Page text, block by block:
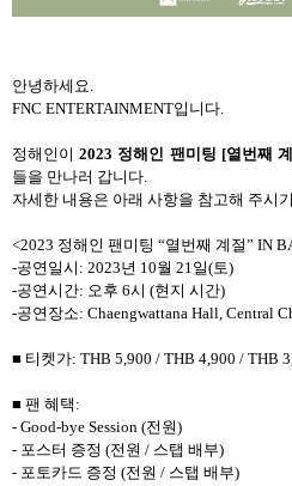
안녕하세요.
FNC ENTERTAINMENT입니다.
정해인이2023 정해인 팬미팅 [열번째
들을 만나러 갑니다.
자세한 내용은 아래 사항을 참고해 주시
<2023 정해인 팬미팅 “열번째 계절” IN
-공연일시: 2023년 10월 21일(토)
-공연시간: 오후 6시 (현지 시간)
-공연장소: Chaengwattana Hall, Central
■ 티켓가: THB 5,900 / THB 4,900 / THB
■ 팬 혜택:
- Good-bye Session (전원)
- 포스터 증정 (전원 / 스탭 배부)
- 포토카드 증정 (전원 / 스탭 배부)